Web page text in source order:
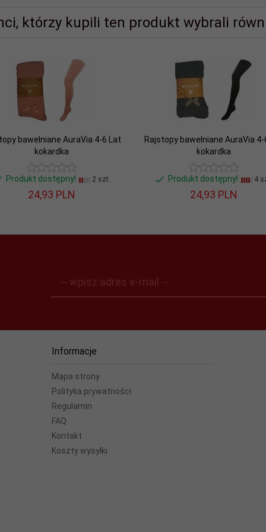
którzy kupili ten produkt wybrali
bawełniane AuraVia 4-6 Lat
kokardka
Produkt dostępny! 2 szt.
24,93 PLN
Rajstopy bawełniane AuraVia
kokardka
Produkt dostępny! 4
24,93 PLN
-- wpisz adres e-mail --
Informacje
Mapa strony
Polityka prywatności
Regulamin
FAQ
Kontakt
Koszty wysyłki